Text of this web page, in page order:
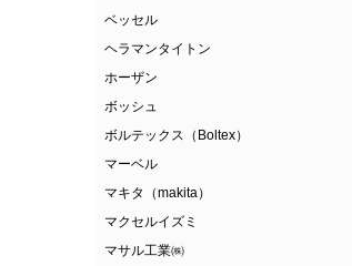
ベッセル
ヘラマンタイトン
ホーザン
ボッシュ
ボルテックス（Boltex）
マーベル
マキタ（makita）
マクセルイズミ
マサル工業㈱